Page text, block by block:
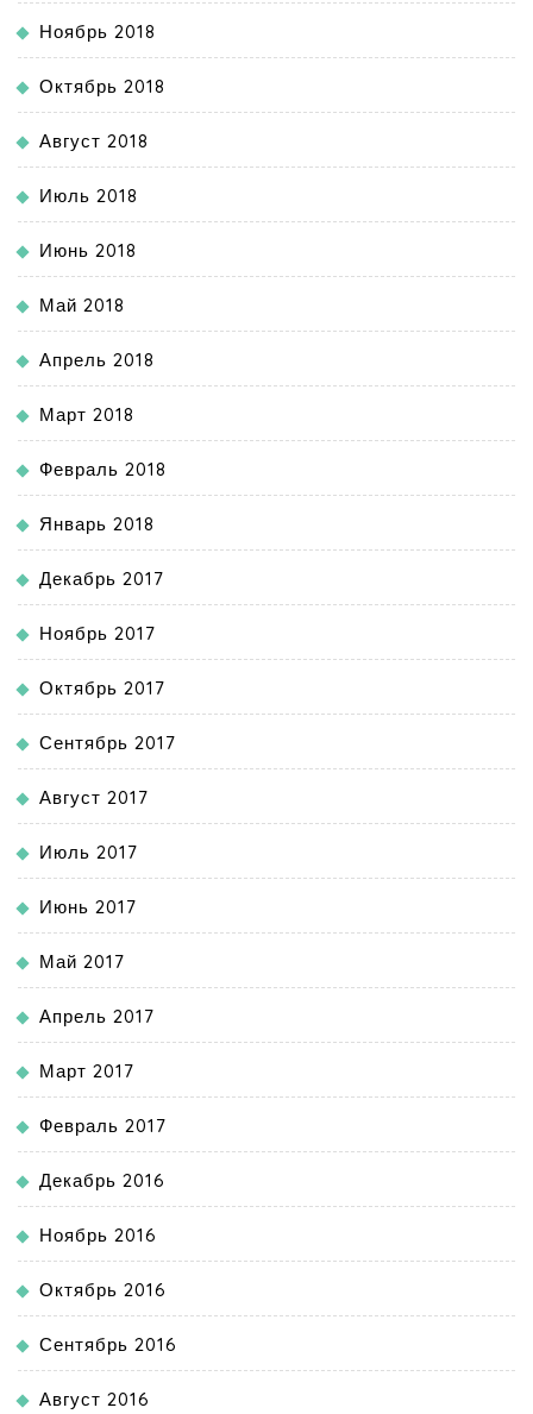
Ноябрь 2018
Октябрь 2018
Август 2018
Июль 2018
Июнь 2018
Май 2018
Апрель 2018
Март 2018
Февраль 2018
Январь 2018
Декабрь 2017
Ноябрь 2017
Октябрь 2017
Сентябрь 2017
Август 2017
Июль 2017
Июнь 2017
Май 2017
Апрель 2017
Март 2017
Февраль 2017
Декабрь 2016
Ноябрь 2016
Октябрь 2016
Сентябрь 2016
Август 2016